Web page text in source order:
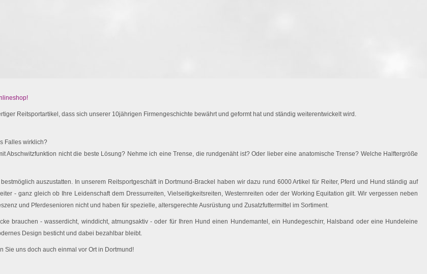
Reitsportartikel, dass sich unserer 10jährigen Firmengeschichte bewährt und geformt hat und ständig weiterentwickelt wird.
Falles wirklich?
Abschwitzfunktion nicht die beste Lösung? Nehme ich eine Trense, die rundgenäht ist? Oder lieber eine anatomische Trense? Welche Halftergröße
auszustatten. In unserem Reitsportgeschäft in Dortmund-Brackel haben wir dazu rund 6000 Artikel für Reiter, Pferd und Hund ständig auf
- ganz gleich ob Ihre Leidenschaft dem Dressurreiten, Vielseitigkeitsreiten, Westernreiten oder der Working Equitation gilt. Wir vergessen neben
und Pferdesenioren nicht und haben für spezielle, altersgerechte Ausrüstung und Zusatzfuttermittel im Sortiment.
brauchen - wasserdicht, winddicht, atmungsaktiv - oder für Ihren Hund einen Hundemantel, ein Hundegeschirr, Halsband oder eine Hundeleine
Design besticht und dabei bezahlbar bleibt.
Sie uns doch auch einmal vor Ort in Dortmund!